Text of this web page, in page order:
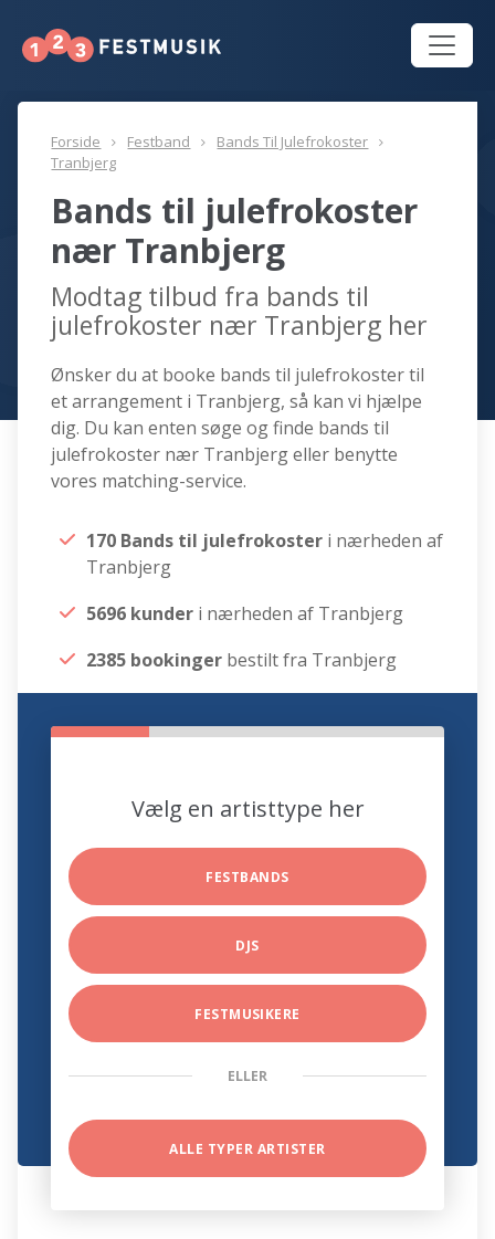
Forside Festband
Bands Til Julefrokoster
Tranbjerg
Bands til julefrokoster
nær Tranbjerg
Modtag tilbud fra bands til
julefrokoster nær Tranbjerg her
Ønsker du at booke bands til julefrokoster til
et arrangement i Tranbjerg, så kan vi hjælpe
dig. Du kan enten søge og finde bands til
julefrokoster nær Tranbjerg eller benytte
vores matching-service.
170 Bands til julefrokoster i nærheden af
Tranbjerg
5696 kunder i nærheden af Tranbjerg
2385 bookinger bestilt fra Tranbjerg
Vælg en artisttype her
FESTBANDS
DJS
FESTMUSIKERE
ELLER
ALLE TYPER ARTISTER